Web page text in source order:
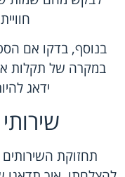
בנוסף, בדקו אם
במקרה של תקלות
ידאג
תחזוקת